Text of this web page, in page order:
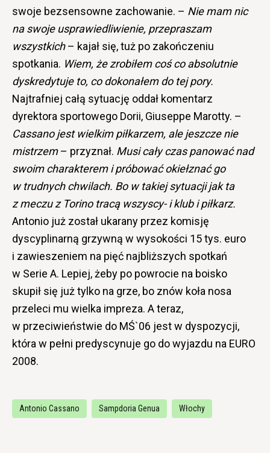
swoje bezsensowne zachowanie. – Nie mam nic
na swoje usprawiedliwienie, przepraszam
wszystkich– kajał się, tuż po zakończeniu
spotkania. Wiem, że zrobiłem coś co absolutnie
dyskredytuje to, co dokonałem do tej pory.
Najtrafniej całą sytuację oddał komentarz
dyrektora sportowego Dorii, Giuseppe Marotty. –
Cassano jest wielkim piłkarzem, ale jeszcze nie
mistrzem– przyznał. Musi cały czas panować nad
swoim charakterem i próbować okiełznać go
w trudnych chwilach. Bo w takiej sytuacji jak ta
z meczu z Torino tracą wszyscy- i klub i piłkarz.
Antonio już został ukarany przez komisję
dyscyplinarną grzywną w wysokości 15 tys. euro
i zawieszeniem na pięć najbliższych spotkań
w Serie A. Lepiej, żeby po powrocie na boisko
skupił się już tylko na grze, bo znów koła nosa
przeleci mu wielka impreza. A teraz,
w przeciwieństwie do MŚ`06 jest w dyspozycji,
która w pełni predyscynuje go do wyjazdu na EURO
2008.
Antonio Cassano Sampdoria Genua Włochy